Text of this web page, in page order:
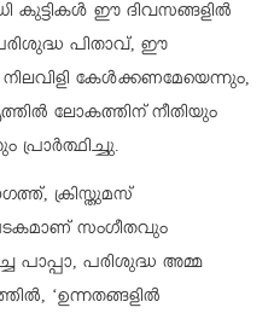
കുട്ടികള്‍ ഈ ദിവസങ്ങളില്‍
പരിശുദ്ധ പിതാവ്, ഈ
കേള്‍ക്കണമേയെന്നും,
ലോകത്തിന് നീതിയും
ക്രിസ്തുമസ്
സംഗീതവും
പാപ്പാ, പരിശുദ്ധ അമ്മ
‘ഉന്നതങ്ങളില്‍